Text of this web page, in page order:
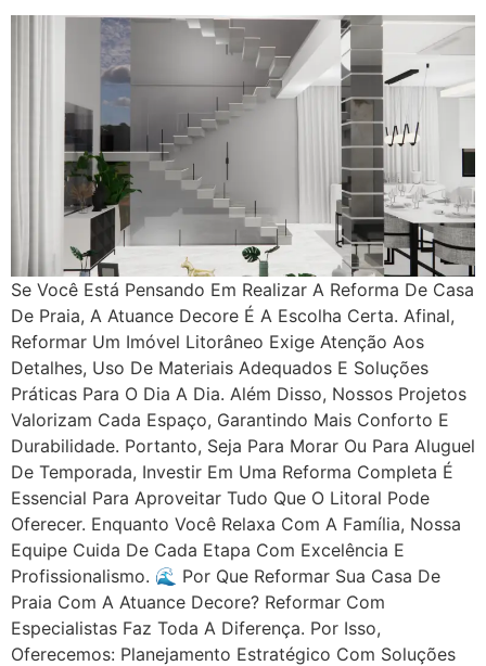
Se Você Está Pensando Em Realizar A Reforma De Casa
De Praia, A Atuance Decore É A Escolha Certa. Afinal,
Reformar Um Imóvel Litorâneo Exige Atenção Aos
Detalhes, Uso De Materiais Adequados E Soluções
Práticas Para O Dia A Dia. Além Disso, Nossos Projetos
Valorizam Cada Espaço, Garantindo Mais Conforto E
Durabilidade. Portanto, Seja Para Morar Ou Para Aluguel
De Temporada, Investir Em Uma Reforma Completa É
Essencial Para Aproveitar Tudo Que O Litoral Pode
Oferecer. Enquanto Você Relaxa Com A Família, Nossa
Equipe Cuida De Cada Etapa Com Excelência E
Profissionalismo. 🌊 Por Que Reformar Sua Casa De
Praia Com A Atuance Decore? Reformar Com
Especialistas Faz Toda A Diferença. Por Isso,
Oferecemos: Planejamento Estratégico Com Soluções